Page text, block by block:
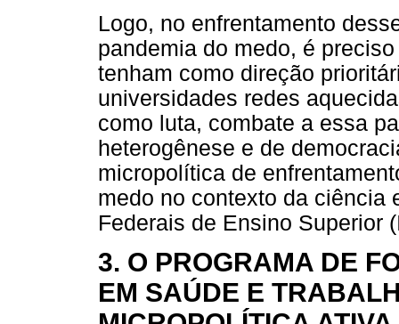
Logo, no enfrentamento
pandemia do medo, é
tenham como direção
universidades redes
como luta, combate a essa
heterogênese e de
micropolítica de
medo no contexto da ciência
Federais de Ensino Superior
3. O PROGRAMA DE
EM SAÚDE E